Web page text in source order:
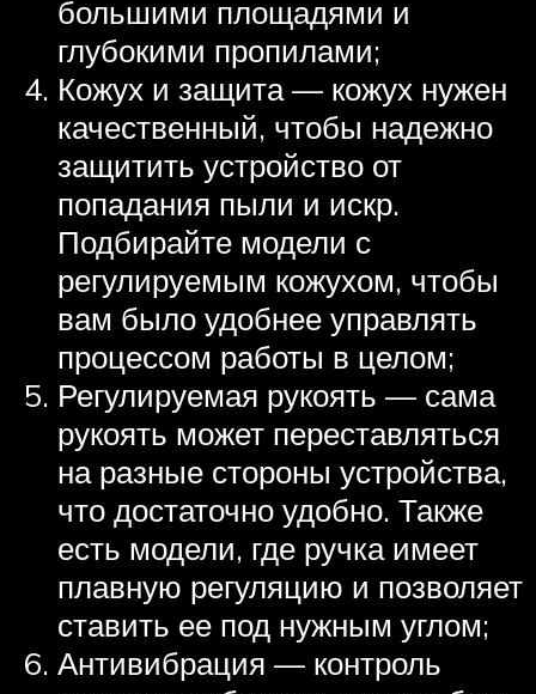
большими площадями и
глубокими пропилами;
Кожух и защита — кожух нужен
качественный, чтобы надежно
защитить устройство от
попадания пыли и искр.
Подбирайте модели с
регулируемым кожухом, чтобы
вам было удобнее управлять
процессом работы в целом;
Регулируемая рукоять — сама
рукоять может переставляться
на разные стороны устройства,
что достаточно удобно. Также
есть модели, где ручка имеет
плавную регуляцию и позволяет
ставить ее под нужным углом;
Антивибрация — контроль